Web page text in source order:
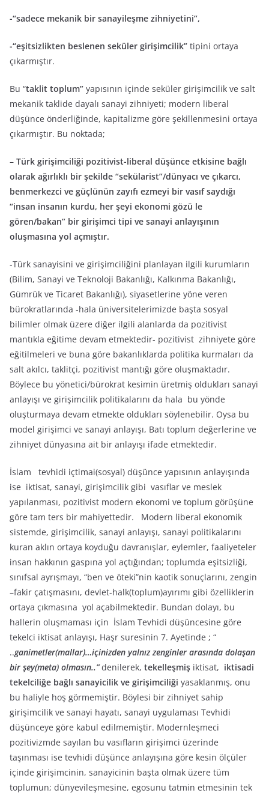
-“sadece mekanik bir sanayileşme zihniyetini”,
-“eşitsizlikten beslenen seküler girişimcilik” tipini ortaya
çıkarmıştır.
Bu “taklit toplum” yapısının içinde seküler girişimcilik ve salt
mekanik taklide dayalı sanayi zihniyeti; modern liberal
düşünce önderliğinde, kapitalizme göre şekillenmesini ortaya
çıkarmıştır. Bu noktada;
– Türk girişimciliği pozitivist-liberal düşünce etkisine bağlı
olarak ağırlıklı bir şekilde “sekülarist”/dünyacı ve çıkarcı,
benmerkezci ve güçlünün zayıfı ezmeyi bir vasıf saydığı
“insan insanın kurdu, her şeyi ekonomi gözü le
gören/bakan” bir girişimci tipi ve sanayi anlayışının
oluşmasına yol açmıştır.
-Türk sanayisini ve girişimciliğini planlayan ilgili kurumların
(Bilim, Sanayi ve Teknoloji Bakanlığı, Kalkınma Bakanlığı,
Gümrük ve Ticaret Bakanlığı), siyasetlerine yöne veren
bürokratlarında -hala üniversitelerimizde başta sosyal
bilimler olmak üzere diğer ilgili alanlarda da pozitivist
mantıkla eğitime devam etmektedir- pozitivist zihniyete göre
eğitilmeleri ve buna göre bakanlıklarda politika kurmaları da
salt akılcı, taklitçi, pozitivist mantığı göre oluşmaktadır.
Böylece bu yönetici/bürokrat kesimin üretmiş oldukları sanayi
anlayışı ve girişimcilik politikalarını da hala bu yönde
oluşturmaya devam etmekte oldukları söylenebilir. Oysa bu
model girişimci ve sanayi anlayışı, Batı toplum değerlerine ve
zihniyet dünyasına ait bir anlayışı ifade etmektedir.
İslam tevhidi içtimai(sosyal) düşünce yapısının anlayışında
ise iktisat, sanayi, girişimcilik gibi vasıflar ve meslek
yapılanması, pozitivist modern ekonomi ve toplum görüşüne
göre tam ters bir mahiyettedir. Modern liberal ekonomik
sistemde, girişimcilik, sanayi anlayışı, sanayi politikalarını
kuran aklın ortaya koyduğu davranışlar, eylemler, faaliyeteler
insan hakkının gaspına yol açtığından; toplumda eşitsizliği,
sınıfsal ayrışmayı, “ben ve öteki”nin kaotik sonuçlarını, zengin
–fakir çatışmasını, devlet-halk(toplum)ayırımı gibi özelliklerin
ortaya çıkmasına yol açabilmektedir. Bundan dolayı, bu
hallerin oluşmaması için İslam Tevhidi düşüncesine göre
tekelci iktisat anlayışı, Haşr suresinin 7. Ayetinde ; “
..ganimetler(mallar)…içinizden yalnız zenginler arasında dolaşan
bir şey(meta) olmasın..”denilerek, tekelleşmiş iktisat, iktisadi
tekelciliğe bağlı sanayicilik ve girişimciliği yasaklanmış, onu
bu haliyle hoş görmemiştir. Böylesi bir zihniyet sahip
girişimcilik ve sanayi hayatı, sanayi uygulaması Tevhidi
düşünceye göre kabul edilmemiştir. Modernleşmeci
pozitivizmde sayılan bu vasıfların girişimci üzerinde
taşınması ise tevhidi düşünce anlayışına göre kesin ölçüler
içinde girişimcinin, sanayicinin başta olmak üzere tüm
toplumun; dünyevileşmesine, egosunu tatmin etmesinin tek